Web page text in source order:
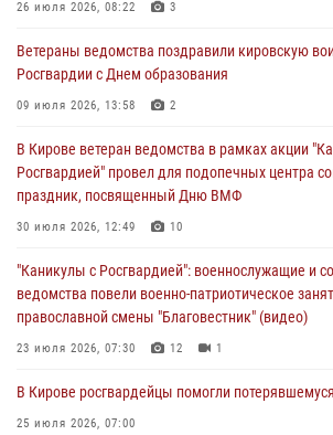
мировой войне 1914-1918 годов
В Кирове офицер Росгвардии стал победителем
шахматного турнира
Директор Росгвардии Герой России генерал
поздравил специалистов подразделений тыла
праздником
26 июля 2026, 08:22 3
Ветераны ведомства поздравили кировскую
Росгвардии с Днем образования
09 июля 2026, 13:58 2
В Кирове ветеран ведомства в рамках акции
Росгвардией" провел для подопечных центра
праздник, посвященный Дню ВМФ
30 июля 2026, 12:49 10
"Каникулы с Росгвардией": военнослужащие и
ведомства повели военно-патриотическое
православной смены "Благовестник" (видео)
23 июля 2026, 07:30 12 1
В Кирове росгвардейцы помогли
25 июля 2026, 07:00